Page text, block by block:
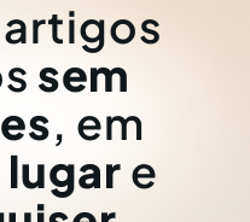
artigos
sem
, em
e